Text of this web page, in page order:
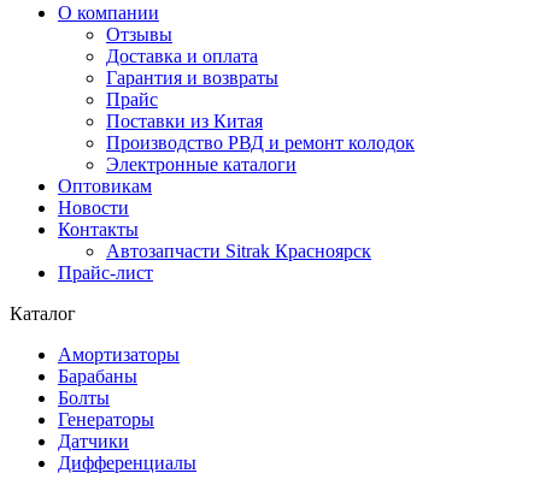
О компании
Отзывы
Доставка и оплата
Гарантия и возвраты
Прайс
Поставки из Китая
Производство РВД и ремонт колодок
Электронные каталоги
Оптовикам
Новости
Контакты
Автозапчасти Sitrak Красноярск
Прайс-лист
Каталог
Амортизаторы
Барабаны
Болты
Генераторы
Датчики
Дифференциалы